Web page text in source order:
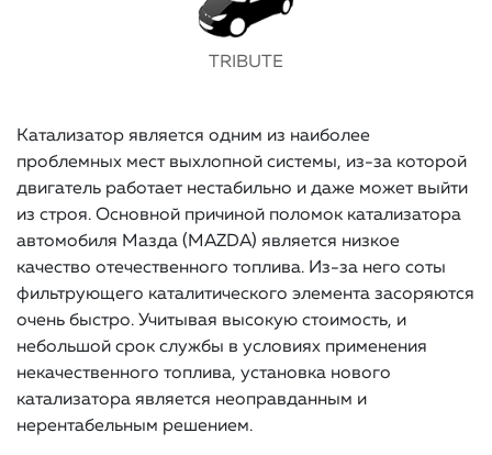
TRIBUTE
Катализатор является одним из наиболее
проблемных мест выхлопной системы, из-за которой
двигатель работает нестабильно и даже может выйти
из строя. Основной причиной поломок катализатора
автомобиля Мазда (MAZDA) является низкое
качество отечественного топлива. Из-за него соты
фильтрующего каталитического элемента засоряются
очень быстро. Учитывая высокую стоимость, и
небольшой срок службы в условиях применения
некачественного топлива, установка нового
катализатора является неоправданным и
нерентабельным решением.